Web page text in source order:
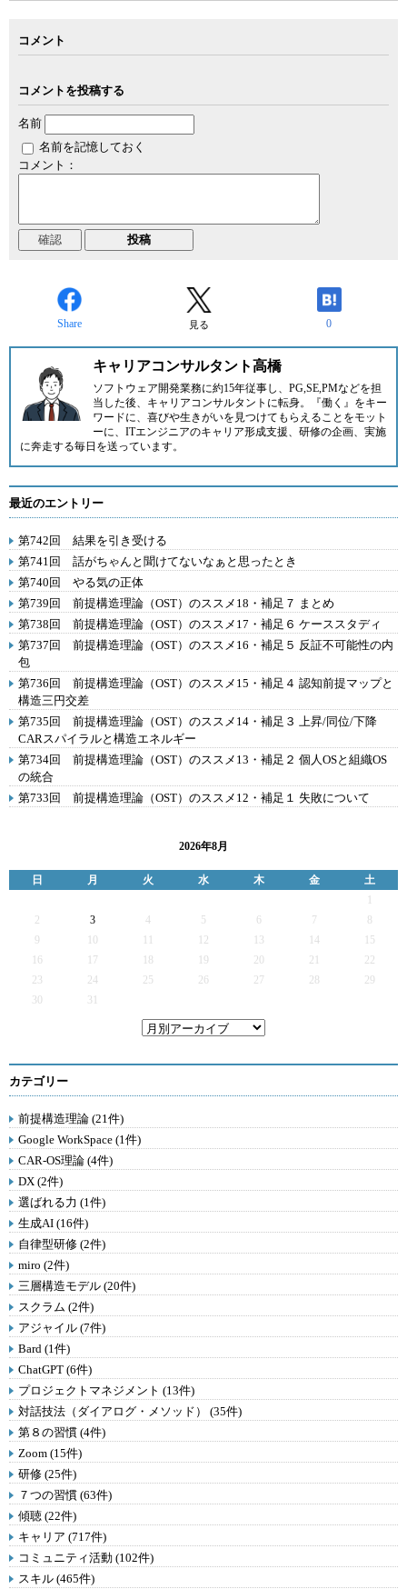
コメント
コメントを投稿する
名前
名前を記憶しておく
コメント：
Share 見る 0
キャリアコンサルタント高橋
ソフトウェア開発業務に約15年従事し、PG,SE,PMなどを担
当した後、キャリアコンサルタントに転身。『働く』をキー
ワードに、喜びや生きがいを見つけてもらえることをモット
ーに、ITエンジニアのキャリア形成支援、研修の企画、実施
に奔走する毎日を送っています。
最近のエントリー
第742回 結果を引き受ける
第741回 話がちゃんと聞けてないなぁと思ったとき
第740回 やる気の正体
第739回 前提構造理論（OST）のススメ18・補足７ まとめ
第738回 前提構造理論（OST）のススメ17・補足６ ケーススタディ
第737回 前提構造理論（OST）のススメ16・補足５ 反証不可能性の内
包
第736回 前提構造理論（OST）のススメ15・補足４ 認知前提マップと
構造三円交差
第735回 前提構造理論（OST）のススメ14・補足３ 上昇/同位/下降
CARスパイラルと構造エネルギー
第734回 前提構造理論（OST）のススメ13・補足２ 個人OSと組織OS
の統合
第733回 前提構造理論（OST）のススメ12・補足１ 失敗について
2026年8月
日 月 火 水 木 金
土
2
3 4 5 6 7
9
12 13 14
15
16
17 19 20 21
22
23
24 25 26 27 28
29
30
31
カテゴリー
前提構造理論 (21件)
Google WorkSpace (1件)
CAR-OS理論 (4件)
DX (2件)
選ばれる力 (1件)
生成AI (16件)
自律型研修 (2件)
miro (2件)
三層構造モデル (20件)
スクラム (2件)
アジャイル (7件)
Bard (1件)
ChatGPT (6件)
プロジェクトマネジメント (13件)
対話技法（ダイアログ・メソッド） (35件)
第８の習慣 (4件)
Zoom (15件)
研修 (25件)
７つの習慣 (63件)
傾聴 (22件)
キャリア (717件)
コミュニティ活動 (102件)
スキル (465件)